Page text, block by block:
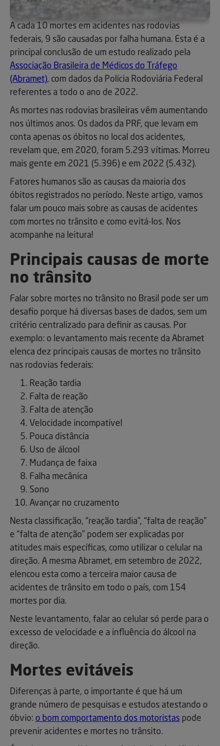
A cada 10 mortes em acidentes nas rodovias
federais, 9 são causadas por falha humana. Esta é a
principal conclusão de um estudo realizado pela
Associação Brasileira de Médicos do Tráfego
(Abramet), com dados da Polícia Rodoviária Federal
referentes a todo o ano de 2022.
As mortes nas rodovias brasileiras vêm aumentando
nos últimos anos. Os dados da PRF, que levam em
conta apenas os óbitos no local dos acidentes,
revelam que, em 2020, foram 5.293 vítimas. Morreu
mais gente em 2021 (5.396) e em 2022 (5.432).
Fatores humanos são as causas da maioria dos
óbitos registrados no período. Neste artigo, vamos
falar um pouco mais sobre as causas de acidentes
com mortes no trânsito e como evitá-los. Nos
acompanhe na leitura!
Principais causas de morte
no trânsito
Falar sobre mortes no trânsito no Brasil pode ser um
desafio porque há diversas bases de dados, sem um
critério centralizado para definir as causas. Por
exemplo: o levantamento mais recente da Abramet
elenca dez principais causas de mortes no trânsito
nas rodovias federais:
Reação tardia
Falta de reação
Falta de atenção
Velocidade incompatível
Pouca distância
Uso de álcool
Mudança de faixa
Falha mecânica
Sono
Avançar no cruzamento
Nesta classificação, “reação tardia”, “falta de reação”
e “falta de atenção” podem ser explicadas por
atitudes mais específicas, como utilizar o celular na
direção. A mesma Abramet, em setembro de 2022,
elencou esta como a terceira maior causa de
acidentes de trânsito em todo o país, com 154
mortes por dia.
Neste levantamento, falar ao celular só perde para o
excesso de velocidade e a influência do álcool na
direção.
Mortes evitáveis
Diferenças à parte, o importante é que há um
grande número de pesquisas e estudos atestando o
óbvio: o bom comportamento dos motoristas pode
prevenir acidentes e mortes no trânsito.